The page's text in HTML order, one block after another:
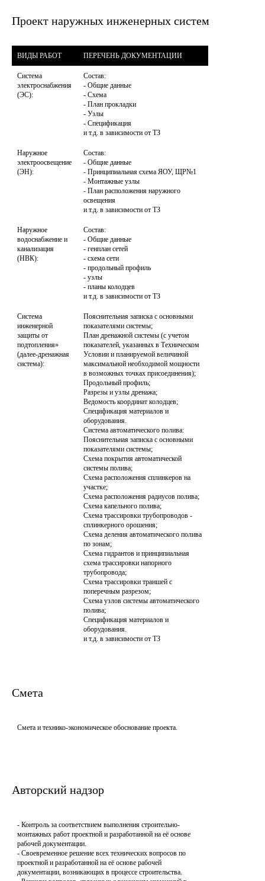
Проект наружных инженерных систем
ВИДЫ РАБОТ ПЕРЕЧЕНЬ ДОКУМЕНТАЦИИ
Система
электроснабжения
(ЭС):
Состав:
- Общие данные
- Схема
- План прокладки
- Узлы
- Спецификация
Наружное
электроосвещение
(ЭН):
Состав:
- Общие данные
- Принципиальная схема ЯОУ, ЩР№1
- Монтажные узлы
- План расположения наружного
освещения
и т.д. в зависимости от ТЗ
Наружное
водоснабжение и
канализация
(НВК):
Состав:
- Общие данные
- генплан сетей
- схема сети
- продольный профиль
- узлы
- планы колодцев
и т.д. в зависимости от ТЗ
Система
инженерной
защиты от
подтопления»
(далее-дренажная
система):
Пояснительная записка с основными
показателями системы;
План дренажной системы (с учетом
показателей, указанных в Техническом
Условии и планируемой величиной
максимальной необходимой мощности
в возможных точках присоединения);
Продольный профиль;
Разрезы и узлы дренажа;
Ведомость координат колодцев;
Спецификация материалов и
оборудования.
Система автоматического полива:
Пояснительная записка с основными
показателями системы;
Схема покрытия автоматической
системы полива;
Схема расположения сплинкеров на
участке;
Схема расположения радиусов полива;
Схема капельного полива;
Схема трассировки трубопроводов -
сплинкерного орошения;
Схема деления автоматического полива
по зонам;
Схема гидрантов и принципиальная
схема трассировки напорного
трубопровода;
Схема трассировки траншей с
поперечным разрезом;
Схема узлов системы автоматического
полива;
Спецификация материалов и
оборудования.
и т.д. в зависимости от ТЗ
Смета
Смета и технико-экономическое обоснование проекта.
Авторский надзор
- Контроль за соответствием выполнения строительно-
монтажных работ проектной и разработанной на её основе
рабочей документации.
- Своевременное решение всех технических вопросов по
проектной и разработанной на её основе рабочей
документации, возникающих в процессе строительства.